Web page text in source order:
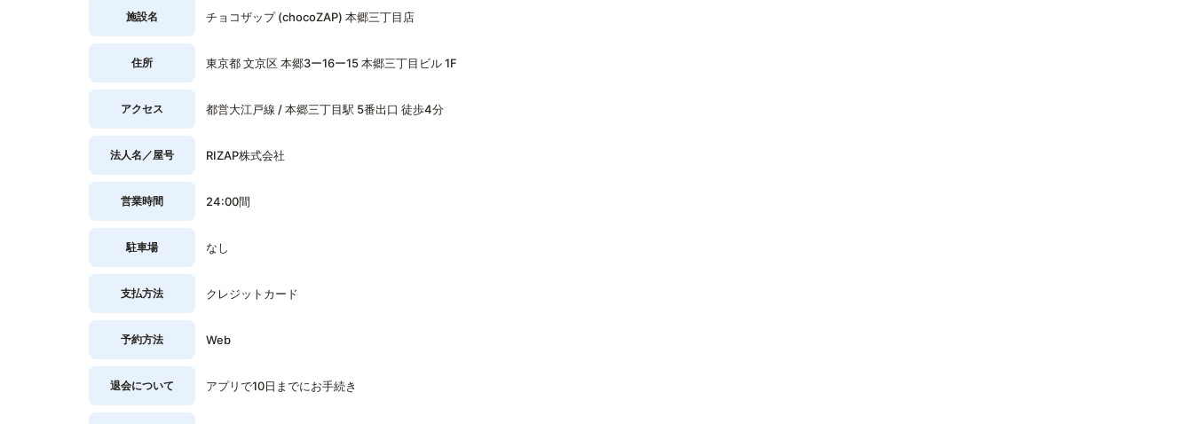
施設名 チョコザップ (chocoZAP) 本郷三丁目店
住所 東京都 文京区 本郷3ー16ー15 本郷三丁目ビル 1F
アクセス 都営大江戸線 / 本郷三丁目駅 5番出口 徒歩4分
法人名／屋号 RIZAP株式会社
営業時間 24:00間
駐車場 なし
支払方法 クレジットカード
予約方法 Web
退会について アプリで10日までにお手続き